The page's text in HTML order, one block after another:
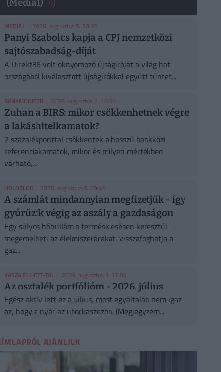
(Media1)
MEDIA1 | 2026. augusztus 5. 20:35
Panyi Szabolcs kapja a CPJ nemzetközi
sajtószabadság-díját
A Direkt36 volt oknyomozó újságíróját a világ hat
országából kiválasztott újságírókkal együtt tüntet...
BANKMONITOR| 2026. augusztus 5. 16:59
Zuhan a BIRS: mikor csökkenhetnek végre
a lakáshitelkamatok?
2 százalékponttal csökkentek a hosszú bankközi
referenciakamatok, mikor és milyen mértékben
várható,...
HOLDBLOG| 2026. augusztus 5. 09:49
A számlát mindannyian megfizetjük - így
gyűrűzik végig az aszály a gazdaságon
Egy súlyos hőhullám a terméskiesésen keresztül
megemelheti az élelmiszerárakat, visszafoghatja a
gaz...
KASZA ELLIOTT-TAL| 2026. augusztus 1. 17:04
Az osztalék portfólióm - 2026. július
Egész aktív lett ez a július, most egyáltalán nem igaz
az, hogy a nyár az uborkaszezon. (Megjegyzem...
AJÁNLJUK